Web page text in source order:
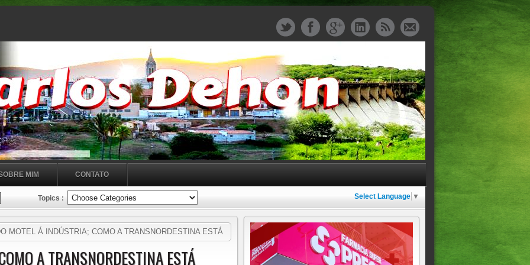
MIM CONTATO
Topics : Select Language ▼
MOTEL Á INDÚSTRIA; COMO A TRANSNORDESTINA ESTÁ
A TRANSNORDESTINA ESTÁ